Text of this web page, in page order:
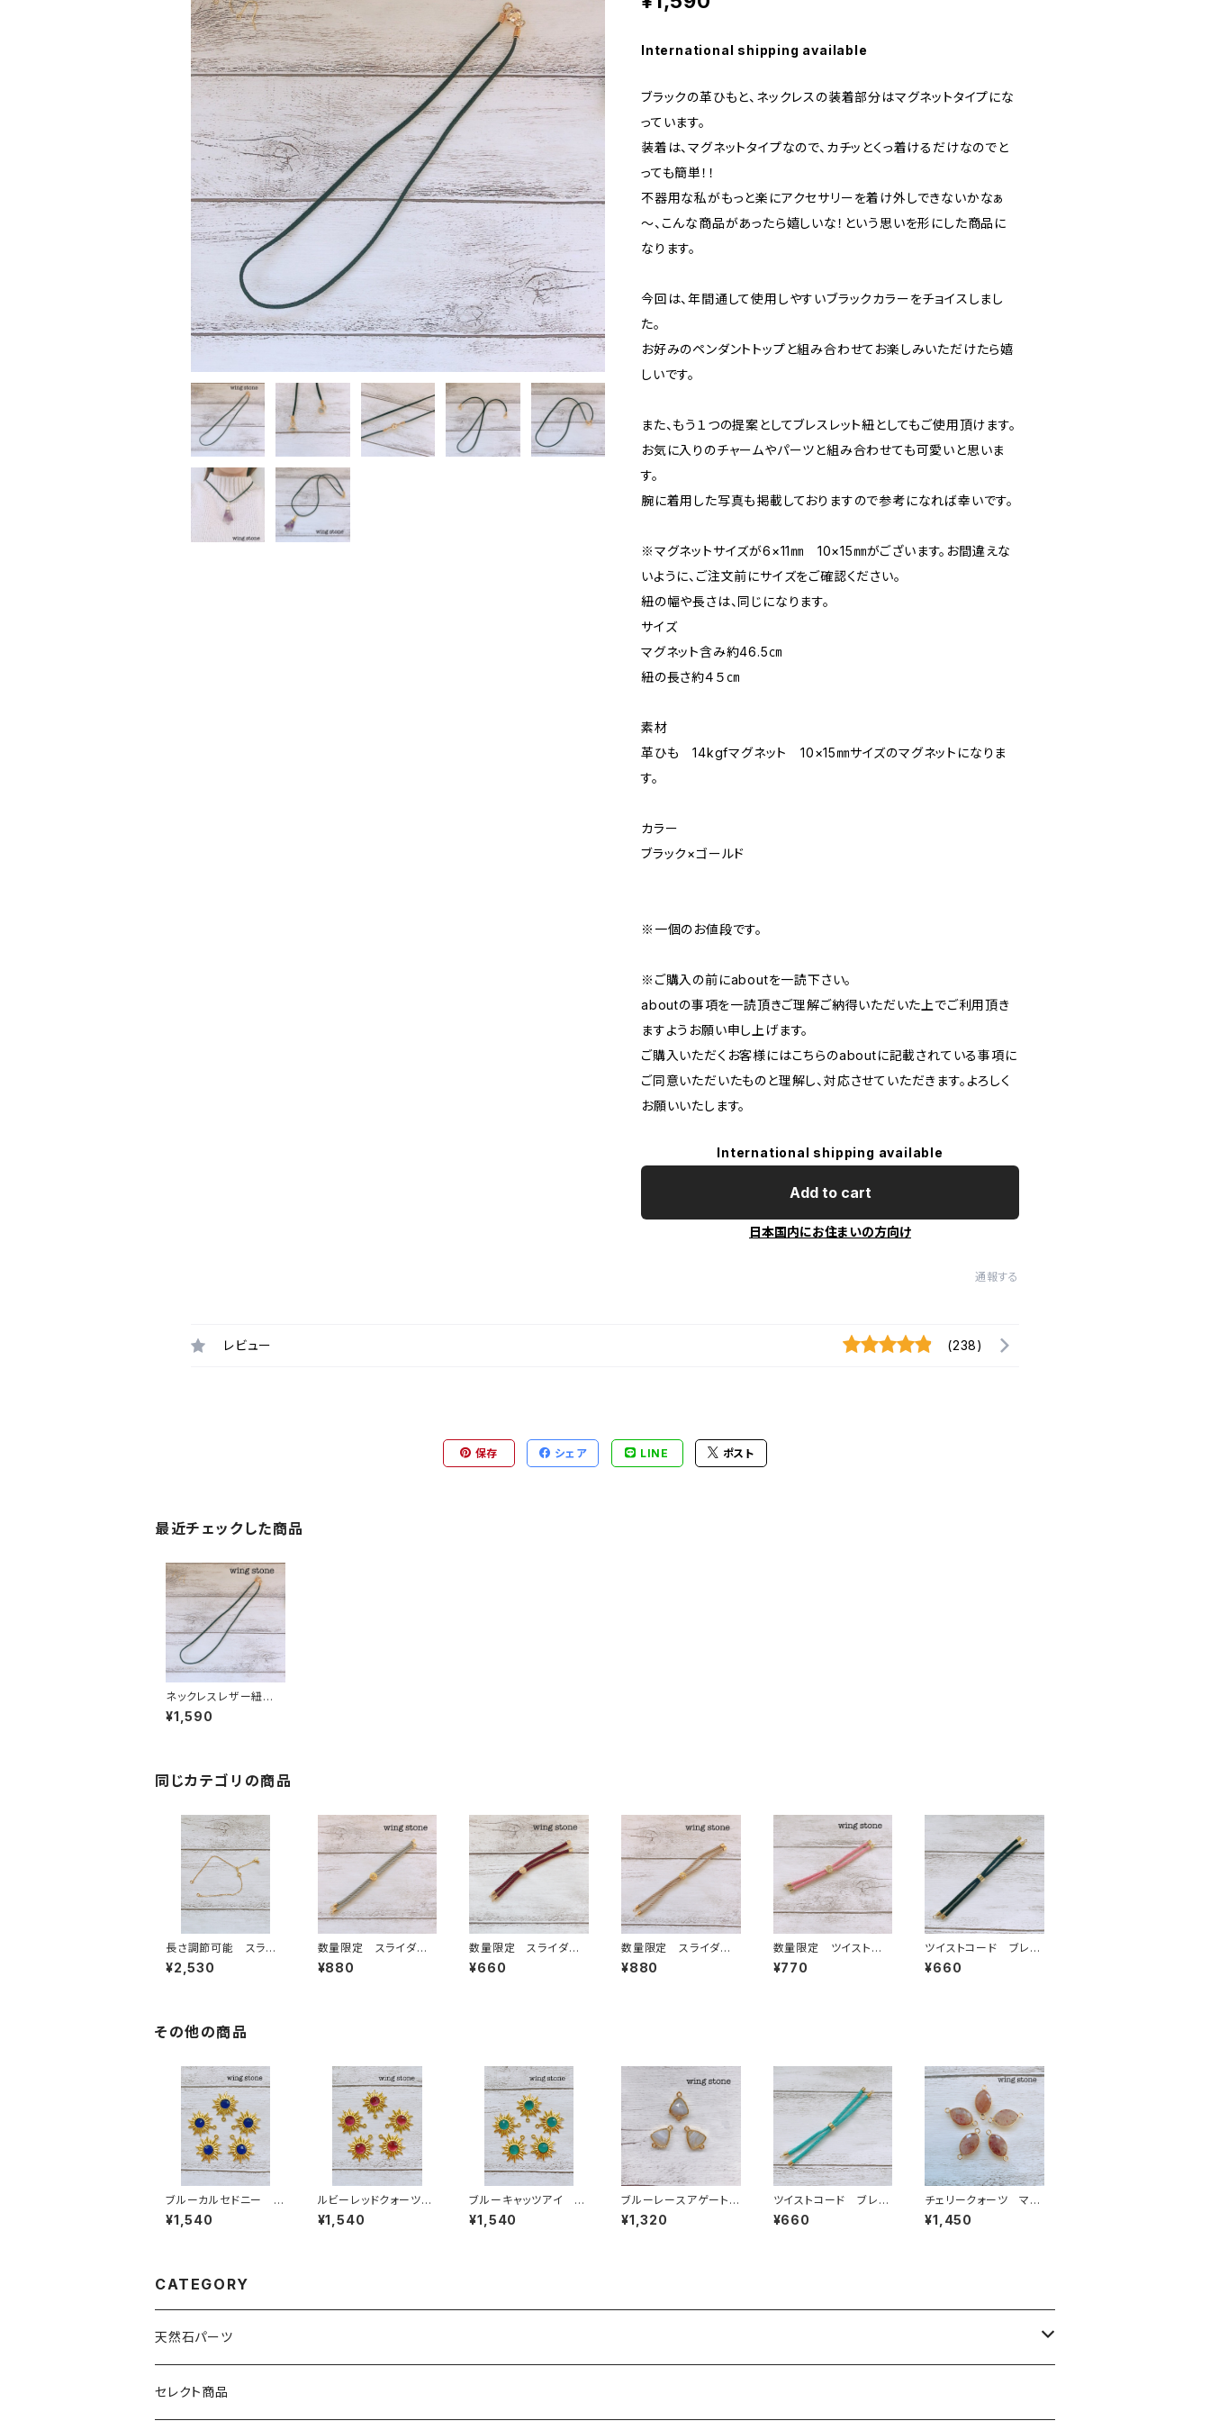
International shipping available
ブラックの革ひもと、ネックレスの装着部分はマグネットタイプにな
っています。
装着は、マグネットタイプなので、カチッとくっ着けるだけなのでと
っても簡単！！
不器用な私がもっと楽にアクセサリーを着け外しできないかなぁ
～、こんな商品があったら嬉しいな！という思いを形にした商品に
なります。
今回は、年間通して使用しやすいブラックカラーをチョイスしまし
た。
お好みのペンダントトップと組み合わせてお楽しみいただけたら嬉
しいです。
また、もう１つの提案としてブレスレット紐としてもご使用頂けます。
お気に入りのチャームやパーツと組み合わせても可愛いと思いま
す。
腕に着用した写真も掲載しておりますので参考になれば幸いです。
※マグネットサイズが6×11㎜ 10×15㎜がございます。お間違えな
いように、ご注文前にサイズをご確認ください。
紐の幅や長さは、同じになります。
サイズ
マグネット含み約46.5㎝
紐の長さ約４５㎝
素材
革ひも 14kgfマグネット 10×15㎜サイズのマグネットになりま
す。
カラー
ブラック×ゴールド
※一個のお値段です。
※ご購入の前にaboutを一読下さい。
aboutの事項を一読頂きご理解ご納得いただいた上でご利用頂き
ますようお願い申し上げます。
ご購入いただくお客様にはこちらのaboutに記載されている事項に
ご同意いただいたものと理解し、対応させていただきます。よろしく
お願いいたします。
International shipping available
Add to cart
日本国内にお住まいの方向け
通報する
レビュー (238)
保存 シェア LINE ポスト
最近チェックした商品
ネックレスレザー紐
マグネットタイプ(大)
ブラック
¥1,590
同じカテゴリの商品
長さ調節可能 スライ
ダーブレスレットチェー
ン S925 ゴールド
¥2,530
数量限定 スライダー
ブレスレット紐 ワンポ
イントストーン付き グ
¥880
数量限定 スライダー
ブレスレット紐 ワイン
レッド
¥660
数量限定 スライダー
ブレスレット紐 ワンポ
イントストーン付き モ
¥880
数量限定 ツイストコ
ード スライダーブレス
レット ベビーピンク
¥770
ツイストコード ブレス
レット紐 ブラック
¥660
その他の商品
ブルーカルセドニー S
UN 1カン
¥1,540
ルビーレッドクォーツ
SUN 1カン
¥1,540
ブルーキャッツアイ S
UN 1カン
¥1,540
ブルーレースアゲート
（トライアングル型）２カ
ン
¥1,320
ツイストコード ブレス
レット紐 ターコイズブ
ルー
¥660
チェリークォーツ マー
キス型 2カン
¥1,450
CATEGORY
天然石パーツ
天然石
セレクト商品